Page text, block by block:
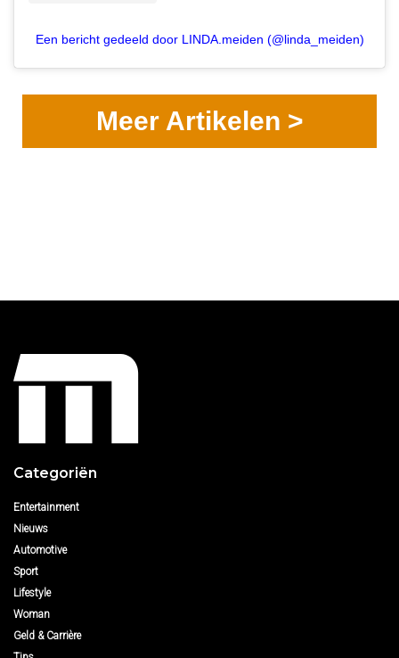
Een bericht gedeeld door LINDA.meiden (@linda_meiden)
Meer Artikelen >
Categoriën
Entertainment
Nieuws
Automotive
Sport
Lifestyle
Woman
Geld & Carrière